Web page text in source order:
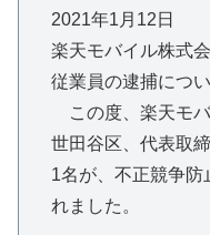
2021年1月12日
楽天モバイル株式
従業員の逮捕につ
この度、楽天モ
世田谷区、代表取
1名が、不正競争防
れました。